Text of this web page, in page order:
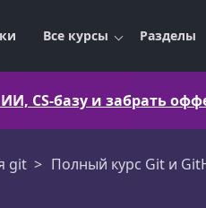
Все курсы Разделы
CS-базу и забрать
git Полный курс Git и